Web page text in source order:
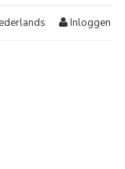
Inloggen